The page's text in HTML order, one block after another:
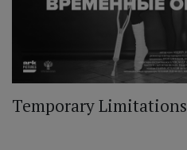
Temporary Limitations